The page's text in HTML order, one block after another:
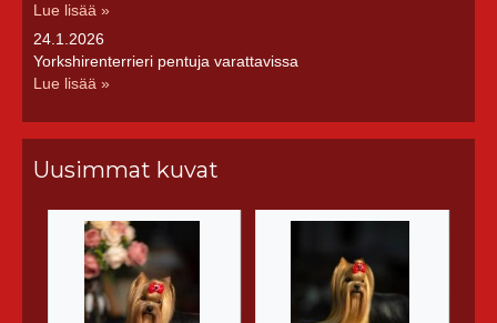
Lue lisää »
24.1.2026
Yorkshirenterrieri pentuja varattavissa
Lue lisää »
Uusimmat kuvat